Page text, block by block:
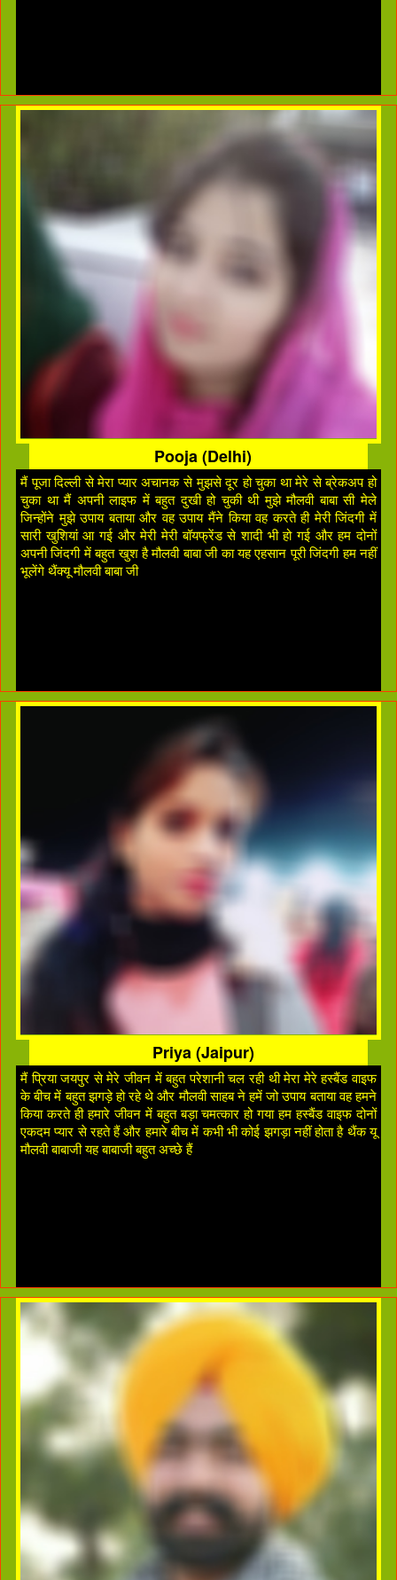
Pooja (Delhi)
मैं पूजा दिल्ली से मेरा प्यार अचानक से मुझसे दूर हो चुका था मेरे से ब्रेकअप हो
चुका था मैं अपनी लाइफ में बहुत दुखी हो चुकी थी मुझे मौलवी बाबा सी मेले
जिन्होंने मुझे उपाय बताया और वह उपाय मैंने किया वह करते ही मेरी जिंदगी में
सारी खुशियां आ गई और मेरी मेरी बॉयफ्रेंड से शादी भी हो गई और हम दोनों
अपनी जिंदगी में बहुत खुश है मौलवी बाबा जी का यह एहसान पूरी जिंदगी हम नहीं
भूलेंगे थैंक्यू मौलवी बाबा जी
Priya (Jaipur)
मैं प्रिया जयपुर से मेरे जीवन में बहुत परेशानी चल रही थी मेरा मेरे हस्बैंड वाइफ
के बीच में बहुत झगड़े हो रहे थे और मौलवी साहब ने हमें जो उपाय बताया वह हमने
किया करते ही हमारे जीवन में बहुत बड़ा चमत्कार हो गया हम हस्बैंड वाइफ दोनों
एकदम प्यार से रहते हैं और हमारे बीच में कभी भी कोई झगड़ा नहीं होता है थैंक यू
मौलवी बाबाजी यह बाबाजी बहुत अच्छे हैं